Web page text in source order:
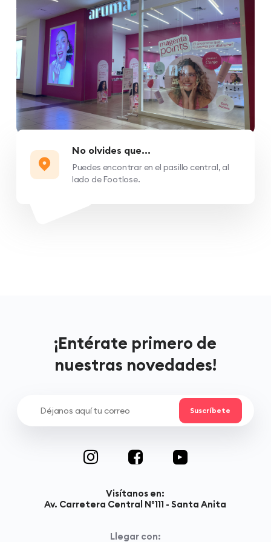
No olvides que...
Puedes encontrar en el pasillo central, al
lado de Footlose.
¡Entérate primero de
nuestras novedades!
Visítanos en:
Av. Carretera Central N°111 - Santa Anita
Llegar con: